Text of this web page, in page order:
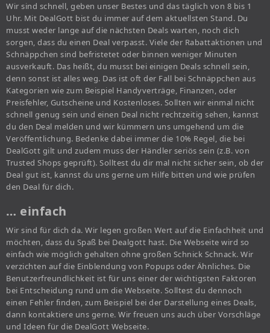
Wir sind schnell, geben unser Bestes und das täglich von 8 bis 1
Uhr. Mit DealGott bist du immer auf dem aktuellsten Stand. Du
musst weder lange auf die nächsten Deals warten, noch dich
sorgen, dass du einen Deal verpasst. Viele der Rabattaktionen und
Schnäppchen sind befristetet oder binnen weniger Minuten
ausverkauft. Das heißt, du musst bei einigen Deals schnell sein,
denn sonst ist alles weg. Das ist oft der Fall bei Schnäppchen aus
Kategorien wie zum Beispiel Handyverträge, Finanzen, oder
Preisfehler, Gutscheine und Kostenloses. Sollten wir einmal nicht
schnell genug sein und einen Deal nicht rechtzeitig sehen, kannst
du den Deal melden und wir kümmern uns umgehend um die
Veröffentlichung. Bedenke dabei immer die 10% Regel, die bei
DealGott gilt und zudem muss der Händler seriös sein (z.B. von
Trusted Shops geprüft). Solltest du dir mal nicht sicher sein, ob der
Deal gut ist, kannst du uns gerne um Hilfe bitten und wie prüfen
den Deal für dich.
… einfach
Wir sind für dich da. Wir legen großen Wert auf die Einfachheit und
möchten, dass du Spaß bei Dealgott hast. Die Webseite wird so
einfach wie möglich gehalten ohne großen Schnick Schnack. Wir
verzichten auf die Einblendung von Popups oder Ähnliches. Die
Benutzerfreundlichkeit ist für uns einer der wichtigsten Faktoren
bei Entscheidung rund um die Webseite. Solltest du dennoch
einen Fehler finden, zum Beispiel bei der Darstellung eines Deals,
dann kontaktiere uns gerne. Wir freuen uns auch über Vorschläge
und Ideen für die DealGott Webseite.